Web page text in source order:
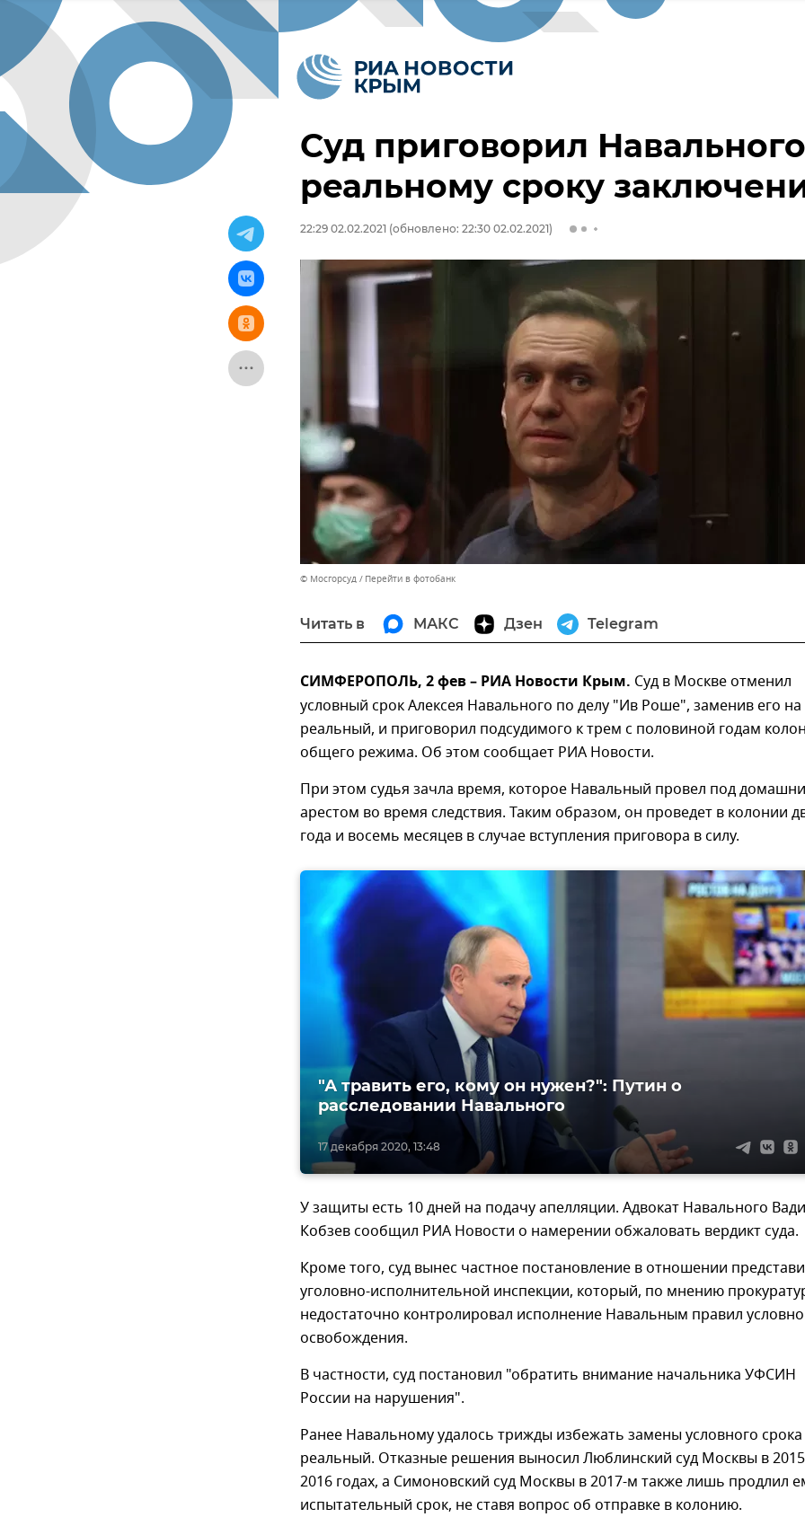
Суд приговорил
реальному сроку
22:29 02.02.2021 (обновлено: 22:30 02.02.2021)
© Мосгорсуд Перейти в фотобанк
Читать в МАКС Дзен Telegram
СИМФЕРОПОЛЬ, 2 фев – РИА Новости Крым. Суд в Москве отменил
условный срок Алексея Навального по делу "Ив Роше", заменив его на
реальный, и приговорил подсудимого к трем с половиной годам
общего режима. Об этом сообщает РИА Новости.
При этом судья зачла время, которое Навальный провел под
арестом во время следствия. Таким образом, он проведет в колонии
года и восемь месяцев в случае вступления приговора в силу.
17 декабря 2020, 13:48
"А травить его, кому он нужен?": Путин о
расследовании Навального
У защиты есть 10 дней на подачу апелляции. Адвокат Навального
Кобзев сообщил РИА Новости о намерении обжаловать вердикт суда.
Кроме того, суд вынес частное постановление в отношении
уголовно-исполнительной инспекции, который, по мнению
недостаточно контролировал исполнение Навальным правил
освобождения.
В частности, суд постановил "обратить внимание начальника УФСИН
России на нарушения".
Ранее Навальному удалось трижды избежать замены условного
реальный. Отказные решения выносил Люблинский суд Москвы в
2016 годах, а Симоновский суд Москвы в 2017-м также лишь продлил
испытательный срок, не ставя вопрос об отправке в колонию.